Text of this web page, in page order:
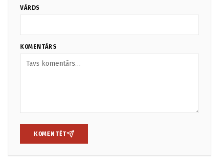
VĀRDS
KOMENTĀRS
KOMENTĒT